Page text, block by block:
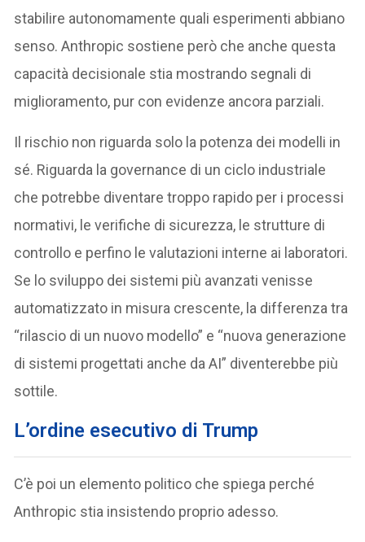
stabilire autonomamente quali esperimenti abbiano
senso. Anthropic sostiene però che anche questa
capacità decisionale stia mostrando segnali di
miglioramento, pur con evidenze ancora parziali.
Il rischio non riguarda solo la potenza dei modelli in
sé. Riguarda la governance di un ciclo industriale
che potrebbe diventare troppo rapido per i processi
normativi, le verifiche di sicurezza, le strutture di
controllo e perfino le valutazioni interne ai laboratori.
Se lo sviluppo dei sistemi più avanzati venisse
automatizzato in misura crescente, la differenza tra
“rilascio di un nuovo modello” e “nuova generazione
di sistemi progettati anche da AI” diventerebbe più
sottile.
L’ordine esecutivo di Trump
C’è poi un elemento politico che spiega perché
Anthropic stia insistendo proprio adesso.